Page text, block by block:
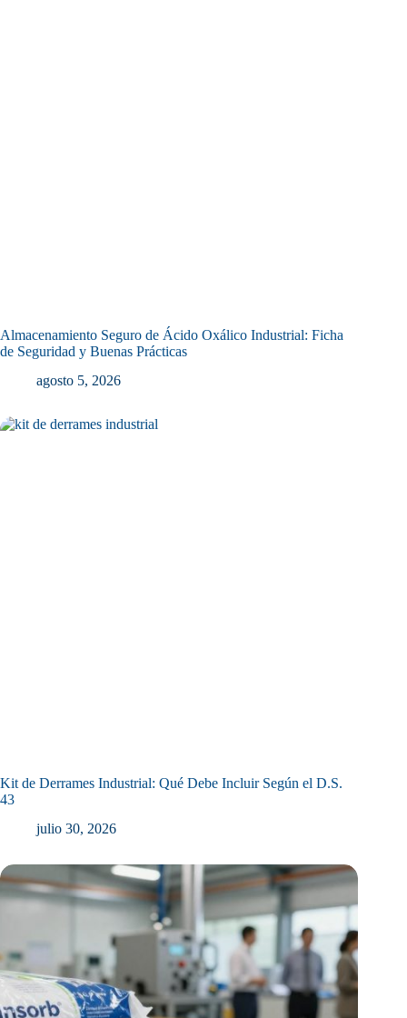
Almacenamiento Seguro de Ácido Oxálico Industrial: Ficha
de Seguridad y Buenas Prácticas
agosto 5, 2026
Kit de Derrames Industrial: Qué Debe Incluir Según el D.S.
43
julio 30, 2026